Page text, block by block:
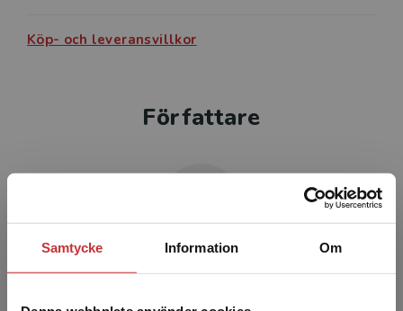
Samtycke Information Om
Köp- och leveransvillkor
Författare
Anders Källén